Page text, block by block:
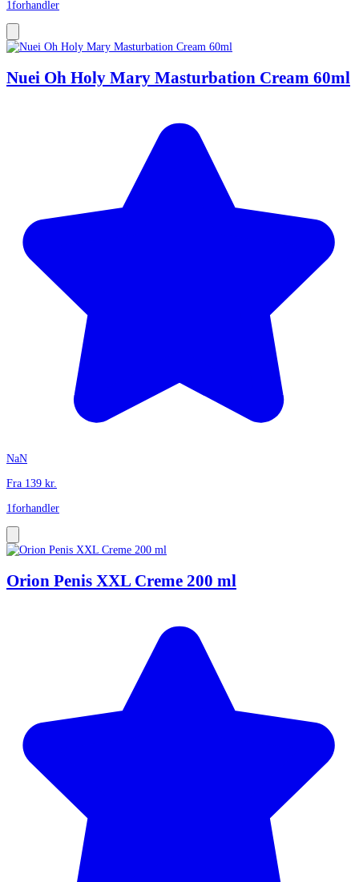
1 forhandler
Nuei Oh Holy Mary Masturbation Cream 60ml
NaN
Fra 139 kr.
1 forhandler
Orion Penis XXL Creme 200 ml